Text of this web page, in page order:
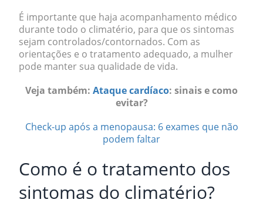
É importante que haja acompanhamento médico
durante todo o climatério, para que os sintomas
sejam controlados/contornados. Com as
orientações e o tratamento adequado, a mulher
pode manter sua qualidade de vida.
Veja também: Ataque cardíaco: sinais e como
evitar?
Check-up após a menopausa: 6 exames que não
podem faltar
Como é o tratamento dos
sintomas do climatério?